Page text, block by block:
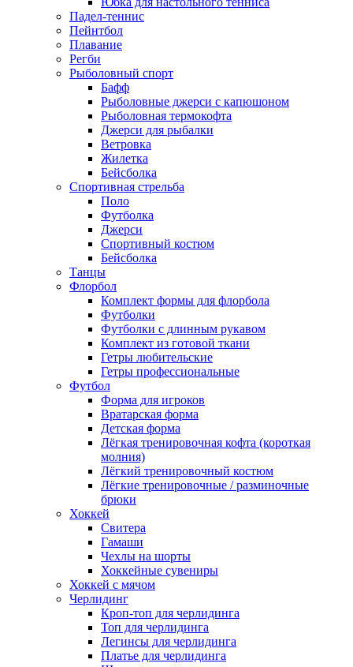
Падел-теннис
Пейнтбол
Плавание
Регби
Рыболовный спорт
Бафф
Рыболовные джерси с капюшоном
Рыболовная термокофта
Джерси для рыбалки
Ветровка
Жилетка
Бейсболка
Спортивная стрельба
Поло
Футболка
Джерси
Спортивный костюм
Бейсболка
Танцы
Флорбол
Комплект формы для флорбола
Футболки
Футболки с длинным рукавом
Комплект из готовой ткани
Гетры любительские
Гетры профессиональные
Футбол
Форма для игроков
Вратарская форма
Детская форма
Лёгкая тренировочная кофта (короткая
молния)
Лёгкий тренировочный костюм
Лёгкие тренировочные / разминочные
брюки
Хоккей
Свитера
Гамаши
Чехлы на шорты
Хоккейные сувениры
Хоккей с мячом
Черлидинг
Кроп-топ для черлидинга
Топ для черлидинга
Легинсы для черлидинга
Платье для черлидинга